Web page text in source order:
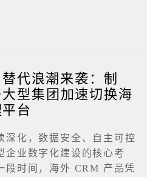
代浪潮来袭：制
型集团加速切换海
台
深化，数据安全、自主可控
企业数字化建设的核心考
段时间，海外 CRM 产品凭